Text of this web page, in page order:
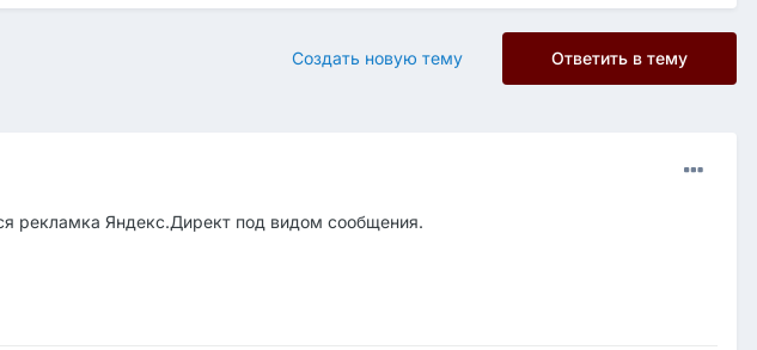
Ответить в тему
Создать новую тему
рекламка Яндекс.Директ под видом сообщения.